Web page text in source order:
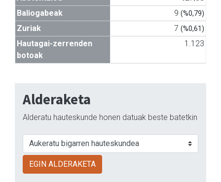
Baliogabeak
9 (%0,79)
Zuriak 7 (%0,61)
Hautagai-zerrenden
botoak
1.123
Alderaketa
Alderatu hauteskunde honen datuak beste batetkin
EGIN ALDERAKETA